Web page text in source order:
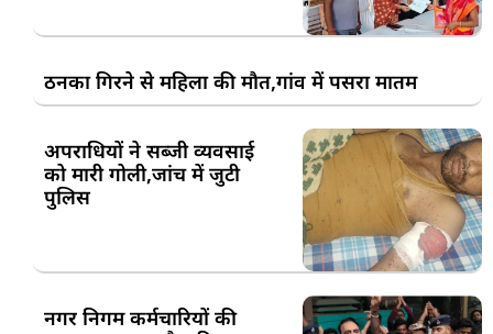
ठनका गिरने से महिला की मौत,गांव में पसरा मातम
अपराधियों ने सब्जी व्यवसाई
को मारी गोली,जांच में जुटी
पुलिस
नगर निगम कर्मचारियों की